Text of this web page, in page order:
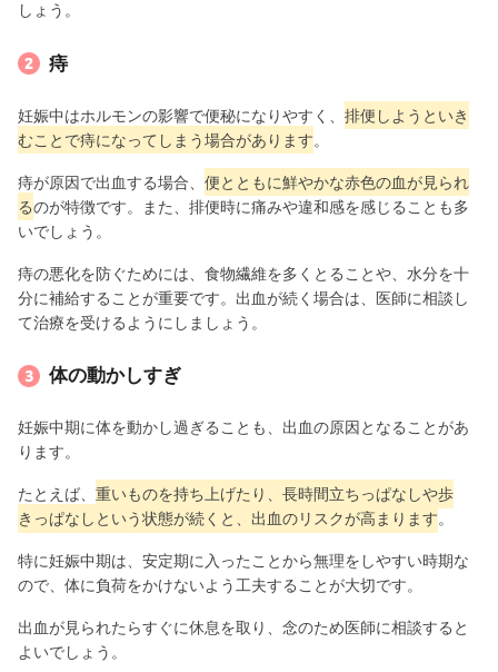
しょう。
痔
妊娠中はホルモンの影響で便秘になりやすく、 排便しようといき
むことで痔になってしまう場合があります。
痔が原因で出血する場合、 便とともに鮮やかな赤色の血が見られ
るのが特徴です。また、排便時に痛みや違和感を感じることも多
いでしょう。
痔の悪化を防ぐためには、食物繊維を多くとることや、水分を十
分に補給することが重要です。出血が続く場合は、医師に相談し
て治療を受けるようにしましょう。
体の動かしすぎ
妊娠中期に体を動かし過ぎることも、出血の原因となることがあ
ります。
たとえば、 重いものを持ち上げたり、長時間立ちっぱなしや歩
きっぱなしという状態が続くと、出血のリスクが高まります。
特に妊娠中期は、安定期に入ったことから無理をしやすい時期な
ので、体に負荷をかけないよう工夫することが大切です。
出血が見られたらすぐに休息を取り、念のため医師に相談すると
よいでしょう。